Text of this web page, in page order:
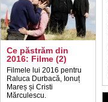
Ce păstrăm din
2016: Filme (2)
Filmele lui 2016 pentru
Raluca Durbacă, Ionuț
Mareș și Cristi
Mărculescu.